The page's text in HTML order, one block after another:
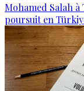
Mohamed Salah
poursuit en